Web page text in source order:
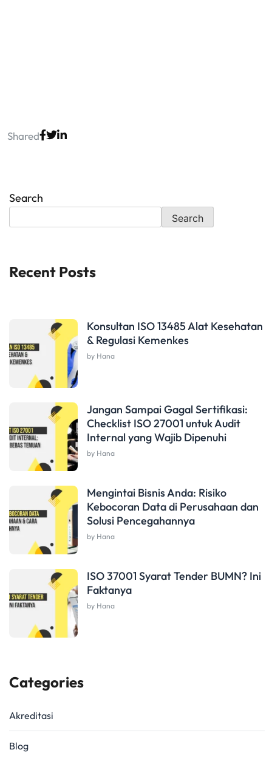
Shared
Search
Search
Recent Posts
Konsultan ISO 13485 Alat Kesehatan
& Regulasi Kemenkes
by Hana
Jangan Sampai Gagal Sertifikasi:
Checklist ISO 27001 untuk Audit
Internal yang Wajib Dipenuhi
by Hana
Mengintai Bisnis Anda: Risiko
Kebocoran Data di Perusahaan dan
Solusi Pencegahannya
by Hana
ISO 37001 Syarat Tender BUMN? Ini
Faktanya
by Hana
Categories
Akreditasi
Blog